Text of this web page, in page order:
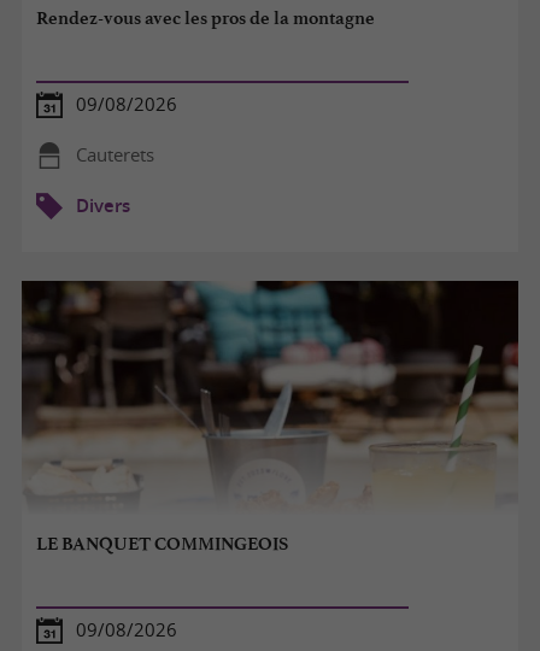
Rendez-vous avec les pros de la montagne
09/08/2026
Cauterets
Divers
LE BANQUET COMMINGEOIS
09/08/2026